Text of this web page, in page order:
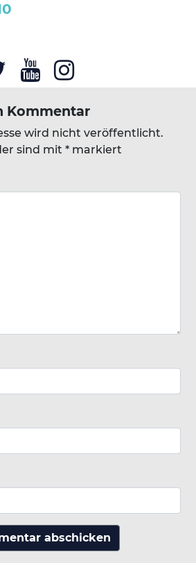
Kommentar
wird nicht veröffentlicht.
sind mit* markiert